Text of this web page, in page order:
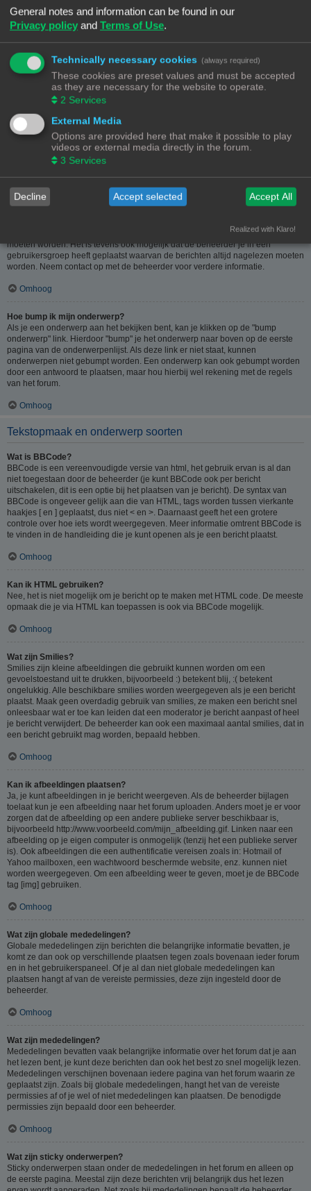
heeft hier dus in geen geval iets mee te maken.
Omhoog
Hoe kan ik berichten aan een moderator melden?
Als de beheerder het toelaat, kun je op de hiervoor dienende knop klikken bij
het bericht. Als je hierop geklikt hebt, moet je een paar verplichte stappen
volgen om de melding te versturen.
Waarvoor dient de "Opslaan"-knop bij het plaatsen van een bericht?
Hiermee kun je berichten opslaan om ze dan later af te werken en te plaatsen.
Een opgeslagen bericht kun je, via de bijhorende optie, in het
Omhoog
De beheerder kan beslist hebben dat geplaatste berichten eerst nagekeken
moeten worden. Het is tevens ook mogelijk dat de beheerder je in een
gebruikersgroep heeft geplaatst waarvan de berichten altijd nagelezen moeten
worden. Neem contact op met de beheerder voor verdere informatie.
Omhoog
Hoe bump ik mijn onderwerp?
Als je een onderwerp aan het bekijken bent, kan je klikken op de "bump
onderwerp" link. Hierdoor "bump" je het onderwerp naar boven op de eerste
pagina van de onderwerpenlijst. Als deze link er niet staat, kunnen
onderwerpen niet gebumpt worden. Een onderwerp kan ook gebumpt worden
door een antwoord te plaatsen, maar hou hierbij wel rekening met de regels
van het forum.
Omhoog
Tekstopmaak en onderwerp soorten
Wat is BBCode?
BBCode is een vereenvoudigde versie van html, het gebruik ervan is al dan
niet toegestaan door de beheerder (je kunt BBCode ook per bericht
uitschakelen, dit is een optie bij het plaatsen van je bericht). De syntax van
BBCode is ongeveer gelijk aan die van HTML, tags worden tussen vierkante
haakjes [ en ] geplaatst, dus niet < en >. Daarnaast geeft het een grotere
controle over hoe iets wordt weergegeven. Meer informatie omtrent BBCode is
te vinden in de handleiding die je kunt openen als je een bericht plaatst.
Omhoog
Kan ik HTML gebruiken?
Nee, het is niet mogelijk om je bericht op te maken met HTML code. De meeste
opmaak die je via HTML kan toepassen is ook via BBCode mogelijk.
Omhoog
Wat zijn Smilies?
Smilies zijn kleine afbeeldingen die gebruikt kunnen worden om een
gevoelstoestand uit te drukken, bijvoorbeeld :) betekent blij, :( betekent
ongelukkig. Alle beschikbare smilies worden weergegeven als je een bericht
plaatst. Maak geen overdadig gebruik van smilies, ze maken een bericht snel
onleesbaar wat er toe kan leiden dat een moderator je bericht aanpast of heel
je bericht verwijdert. De beheerder kan ook een maximaal aantal smilies, dat in
een bericht gebruikt mag worden, bepaald hebben.
Omhoog
Kan ik afbeeldingen plaatsen?
Ja, je kunt afbeeldingen in je bericht weergeven. Als de beheerder bijlagen
toelaat kun je een afbeelding naar het forum uploaden. Anders moet je er voor
zorgen dat de afbeelding op een andere publieke server beschikbaar is,
bijvoorbeeld http://www.voorbeeld.com/mijn_afbeelding.gif. Linken naar een
afbeelding op je eigen computer is onmogelijk (tenzij het een publieke server
is). Ook afbeeldingen die een authentificatie vereisen zoals in: Hotmail of
Yahoo mailboxen, een wachtwoord beschermde website, enz. kunnen niet
worden weergegeven. Om een afbeelding weer te geven, moet je de BBCode
tag [img] gebruiken.
Omhoog
Wat zijn globale mededelingen?
Globale mededelingen zijn berichten die belangrijke informatie bevatten, je
komt ze dan ook op verschillende plaatsen tegen zoals bovenaan ieder forum
en in het gebruikerspaneel. Of je al dan niet globale mededelingen kan
plaatsen hangt af van de vereiste permissies, deze zijn ingesteld door de
beheerder.
Omhoog
Wat zijn mededelingen?
Mededelingen bevatten vaak belangrijke informatie over het forum dat je aan
het lezen bent, je kunt deze berichten dan ook het best zo snel mogelijk lezen.
Mededelingen verschijnen bovenaan iedere pagina van het forum waarin ze
geplaatst zijn. Zoals bij globale mededelingen, hangt het van de vereiste
permissies af of je wel of niet mededelingen kan plaatsen. De benodigde
permissies zijn bepaald door een beheerder.
Omhoog
Wat zijn sticky onderwerpen?
Sticky onderwerpen staan onder de mededelingen in het forum en alleen op
de eerste pagina. Meestal zijn deze berichten vrij belangrijk dus het lezen
General notes and information can be found in our
Privacy policy and Terms of Use.
Technically necessary cookies (always required)
These cookies are preset values and must be accepted
as they are necessary for the website to operate.
2 Services
External Media
Options are provided here that make it possible to play
videos or external media directly in the forum.
3 Services
Decline Accept selected Accept All
Realized with Klaro!